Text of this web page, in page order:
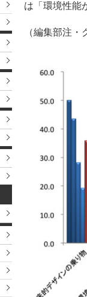
は「環境性能
（編集部注